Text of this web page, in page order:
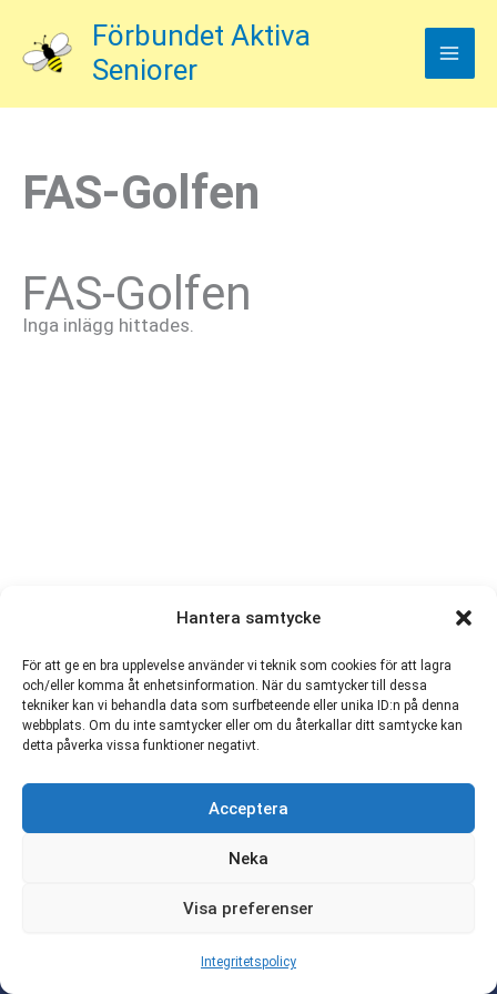
Hantera samtycke
För att ge en bra upplevelse använder vi teknik som cookies för att lagra
och/eller komma åt enhetsinformation. När du samtycker till dessa
tekniker kan vi behandla data som surfbeteende eller unika ID:n på denna
webbplats. Om du inte samtycker eller om du återkallar ditt samtycke kan
detta påverka vissa funktioner negativt.
Acceptera
Neka
Visa preferenser
Integritetspolicy
innehåll
Förbundet Aktiva
Seniorer
FAS-Golfen
FAS-Golfen
Inga inlägg hittades.
Förbundet Aktiva Seniorer |
ordforande@aktivaseniorer.com
Copyright © 2026 Förbundet Aktiva Seniorer | Alla
Copyright och upphovsrätt|Integritetspolicy och kakfiler